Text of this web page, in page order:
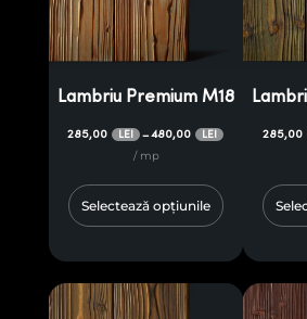
Lambriu Premium M18
285,00 LEI –480,00 LEI
/ mp
Selectează opțiunile
285,00